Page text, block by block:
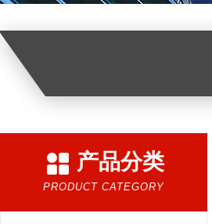
产品分类
PRODUCT CATEGORY